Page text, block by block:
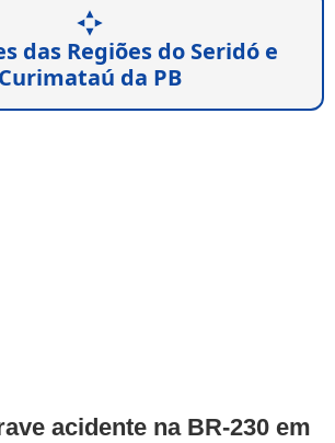
das Regiões do Seridó e
Curimataú da PB
acidente na BR-230 em